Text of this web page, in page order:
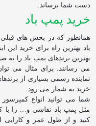
دست شما برساند.
خرید پمپ باد
همانطور که در بخش های قبلی
باد بهترین راه برای خرید این
بهترین برندهای پمپ باد را
می رسانند. برای مثال می
نماینده رسمی بسیاری از
خرید به شمار می رود.
شما می توانید انواع
مثل پمپ باد نقاشی و… را با
کنید و از طول عمر و کارایی